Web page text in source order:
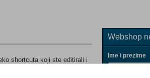
shortcuta koji ste editirali i
Webshop
Ime i prezime